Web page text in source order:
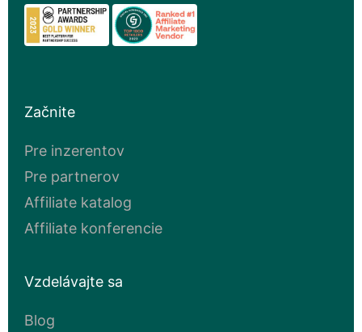
Začnite
Pre inzerentov
Pre partnerov
Affiliate katalog
Affiliate konferencie
Vzdelávajte sa
Blog